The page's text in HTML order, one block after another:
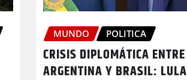
MUNDO POLITICA
CRISIS DIPLOMÁTICA ENTRE
ARGENTINA Y BRASIL: LULA